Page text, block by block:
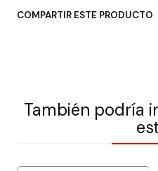
COMPARTIR ESTE PRODUCTO
También podría